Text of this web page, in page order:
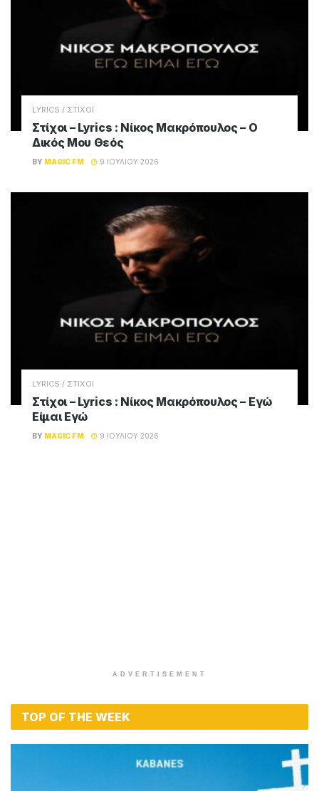
LYRICS / ΣΤΙΧΟΙ
Στίχοι – Lyrics : Νίκος Μακρόπουλος – Ο
Δικός Μου Θεός
BY MAGIC FM 9 ΙΟΥΛΊΟΥ 2026
LYRICS / ΣΤΙΧΟΙ
Στίχοι – Lyrics : Νίκος Μακρόπουλος – Εγώ
Είμαι Εγώ
BY MAGIC FM 9 ΙΟΥΛΊΟΥ 2026
ADVERTISEMENT
TOP OF THE WEEK